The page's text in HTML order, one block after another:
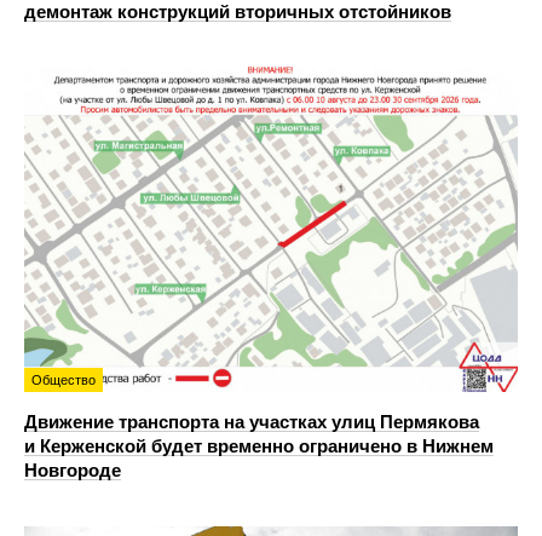
демонтаж конструкций вторичных отстойников
Общество
Движение транспорта на участках улиц Пермякова
и Керженской будет временно ограничено в Нижнем
Новгороде